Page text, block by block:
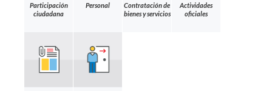
Participación
ciudadana
Personal
Contratación de
bienes y servicios
Actividades
oficiales